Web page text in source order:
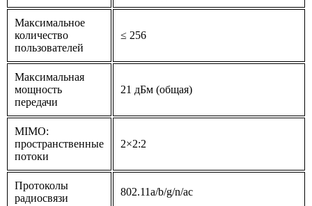
Максимальное
количество
пользователей
≤ 256
Максимальная
мощность
передачи
21 дБм (общая)
MIMO:
пространственные
потоки
2×2:2
Протоколы
радиосвязи
802.11a/b/g/n/ac